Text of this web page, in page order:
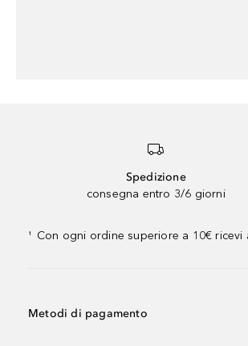
Spedizione
consegna entro 3/6 giorni
¹ Con ogni ordine superiore a 10€
Metodi di pagamento